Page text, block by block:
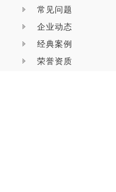
常见问题
企业动态
经典案例
荣誉资质